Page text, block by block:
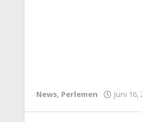
News, Perlemen Juni 16,